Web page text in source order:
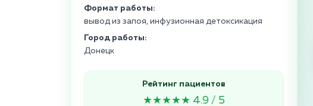
Формат работы:
вывод из запоя, инфузионная детоксикация
Город работы:
Донецк
Рейтинг пациентов
★★★★★ 4.9 / 5